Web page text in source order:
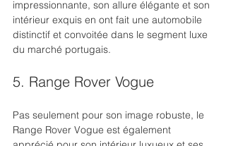
impressionnante, son allure élégante et son
intérieur exquis en ont fait une automobile
distinctif et convoitée dans le segment luxe
du marché portugais.
5. Range Rover Vogue
Pas seulement pour son image robuste, le
Range Rover Vogue est également